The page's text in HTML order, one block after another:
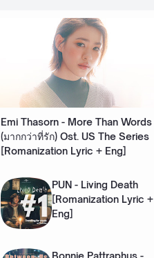
Emi Thasorn - More Than Words
(มากกว่าที่รัก) Ost. US The Series
[Romanization Lyric + Eng]
PUN - Living Death
[Romanization Lyric +
Eng]